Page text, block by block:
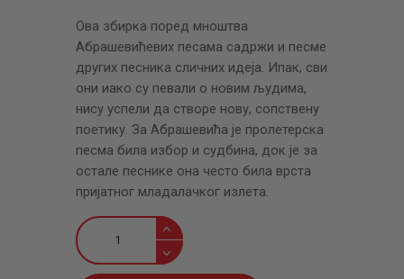
Ова збирка поред мноштва
Абрашевићевих песама садржи и песме
других песника сличних идеја. Ипак, сви
они иако су певали о новим људима,
нису успели да створе нову, сопствену
поетику. За Абрашевића је пролетерска
песма била избор и судбина, док је за
остале песнике она често била врста
пријатног младалачког излета.
Свет
је
наша